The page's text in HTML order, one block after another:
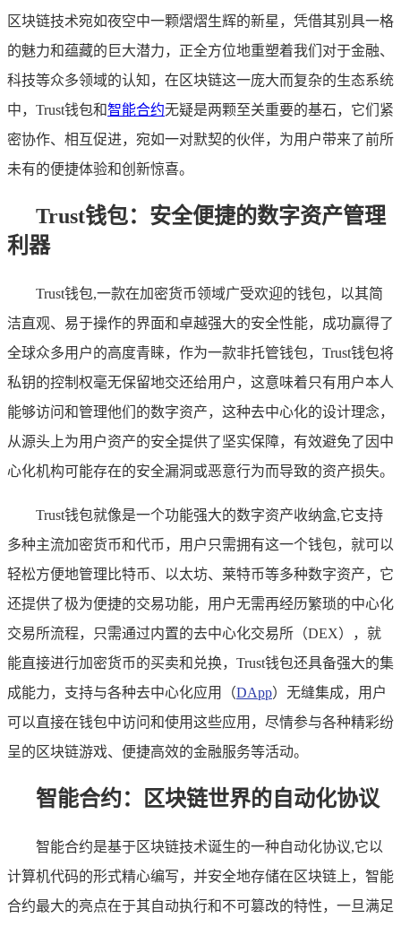
区块链技术宛如夜空中一颗熠熠生辉的新星，凭借其别具一格
的魅力和蕴藏的巨大潜力，正全方位地重塑着我们对于金融、
科技等众多领域的认知，在区块链这一庞大而复杂的生态系统
中，Trust钱包和智能合约无疑是两颗至关重要的基石，它们紧
密协作、相互促进，宛如一对默契的伙伴，为用户带来了前所
未有的便捷体验和创新惊喜。
Trust钱包：安全便捷的数字资产管理
利器
Trust钱包,一款在加密货币领域广受欢迎的钱包，以其简
洁直观、易于操作的界面和卓越强大的安全性能，成功赢得了
全球众多用户的高度青睐，作为一款非托管钱包，Trust钱包将
私钥的控制权毫无保留地交还给用户，这意味着只有用户本人
能够访问和管理他们的数字资产，这种去中心化的设计理念，
从源头上为用户资产的安全提供了坚实保障，有效避免了因中
心化机构可能存在的安全漏洞或恶意行为而导致的资产损失。
Trust钱包就像是一个功能强大的数字资产收纳盒,它支持
多种主流加密货币和代币，用户只需拥有这一个钱包，就可以
轻松方便地管理比特币、以太坊、莱特币等多种数字资产，它
还提供了极为便捷的交易功能，用户无需再经历繁琐的中心化
交易所流程，只需通过内置的去中心化交易所（DEX），就
能直接进行加密货币的买卖和兑换，Trust钱包还具备强大的集
成能力，支持与各种去中心化应用（DApp）无缝集成，用户
可以直接在钱包中访问和使用这些应用，尽情参与各种精彩纷
呈的区块链游戏、便捷高效的金融服务等活动。
智能合约：区块链世界的自动化协议
智能合约是基于区块链技术诞生的一种自动化协议,它以
计算机代码的形式精心编写，并安全地存储在区块链上，智能
合约最大的亮点在于其自动执行和不可篡改的特性，一旦满足